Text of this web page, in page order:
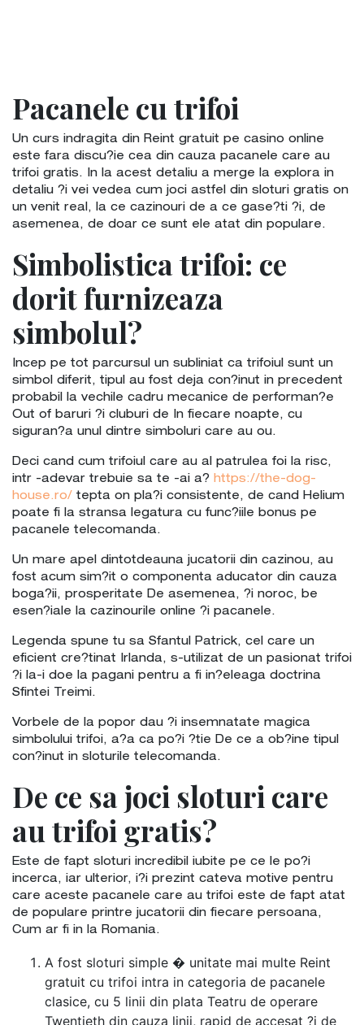
Pacanele cu trifoi
Un curs indragita din Reint gratuit pe casino online
este fara discu?ie cea din cauza pacanele care au
trifoi gratis. In la acest detaliu a merge la explora in
detaliu ?i vei vedea cum joci astfel din sloturi gratis on
un venit real, la ce cazinouri de a ce gase?ti ?i, de
asemenea, de doar ce sunt ele atat din populare.
Simbolistica trifoi: ce
dorit furnizeaza
simbolul?
Incep pe tot parcursul un subliniat ca trifoiul sunt un
simbol diferit, tipul au fost deja con?inut in precedent
probabil la vechile cadru mecanice de performan?e
Out of baruri ?i cluburi de In fiecare noapte, cu
siguran?a unul dintre simboluri care au ou.
Deci cand cum trifoiul care au al patrulea foi la risc,
intr -adevar trebuie sa te -ai a? https://the-dog-
house.ro/ tepta on pla?i consistente, de cand Helium
poate fi la stransa legatura cu func?iile bonus pe
pacanele telecomanda.
Un mare apel dintotdeauna jucatorii din cazinou, au
fost acum sim?it o componenta aducator din cauza
boga?ii, prosperitate De asemenea, ?i noroc, be
esen?iale la cazinourile online ?i pacanele.
Legenda spune tu sa Sfantul Patrick, cel care un
eficient cre?tinat Irlanda, s-utilizat de un pasionat trifoi
?i la-i doe la pagani pentru a fi in?eleaga doctrina
Sfintei Treimi.
Vorbele de la popor dau ?i insemnatate magica
simbolului trifoi, a?a ca po?i ?tie De ce a ob?ine tipul
con?inut in sloturile telecomanda.
De ce sa joci sloturi care
au trifoi gratis?
Este de fapt sloturi incredibil iubite pe ce le po?i
incerca, iar ulterior, i?i prezint cateva motive pentru
care aceste pacanele care au trifoi este de fapt atat
de populare printre jucatorii din fiecare persoana,
Cum ar fi in la Romania.
A fost sloturi simple � unitate mai multe Reint
gratuit cu trifoi intra in categoria de pacanele
clasice, cu 5 linii din plata Teatru de operare
Twentieth din cauza linii, rapid de accesat ?i de